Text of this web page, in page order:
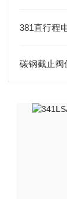
381直行程
碳钢截止阀